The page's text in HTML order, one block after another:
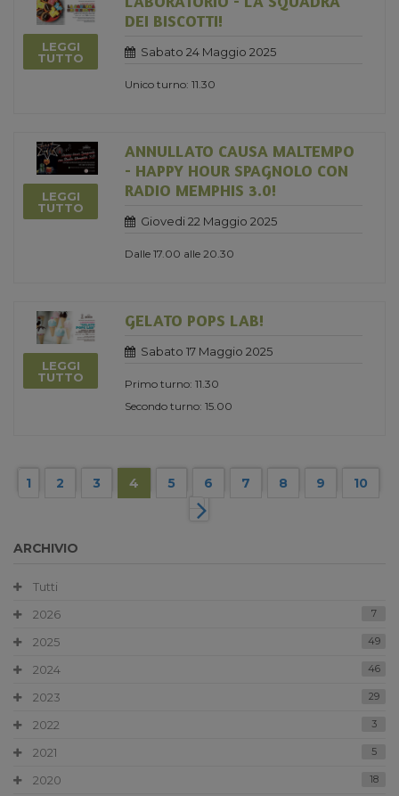
LEGGI
TUTTO
DEI BISCOTTI!
Sabato 24 Maggio 2025
Unico turno: 11.30
LEGGI
TUTTO
ANNULLATO CAUSA MALTEMPO
- HAPPY HOUR SPAGNOLO CON
RADIO MEMPHIS 3.0!
Giovedi 22 Maggio 2025
Dalle 17.00 alle 20.30
LEGGI
TUTTO
GELATO POPS LAB!
Sabato 17 Maggio 2025
Primo turno: 11.30
Secondo turno: 15.00
1 2 3 4 5 6 7 8 9 10
ARCHIVIO
Tutti
2026
7
2025 49
2024 46
2023 29
2022 3
2021 5
2020 18